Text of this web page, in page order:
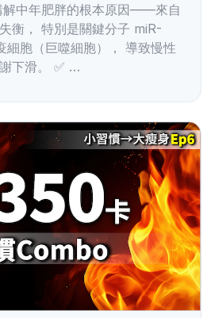
解中年肥胖的根本原因——來自
衡， 特別是關鍵分子 miR-
胞（巨噬細胞）， 導致慢性
下滑。 ✅ …